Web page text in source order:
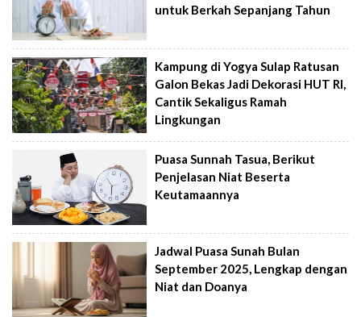
untuk Berkah Sepanjang Tahun
Kampung di Yogya Sulap Ratusan
Galon Bekas Jadi Dekorasi HUT RI,
Cantik Sekaligus Ramah
Lingkungan
Puasa Sunnah Tasua, Berikut
Penjelasan Niat Beserta
Keutamaannya
Jadwal Puasa Sunah Bulan
September 2025, Lengkap dengan
Niat dan Doanya